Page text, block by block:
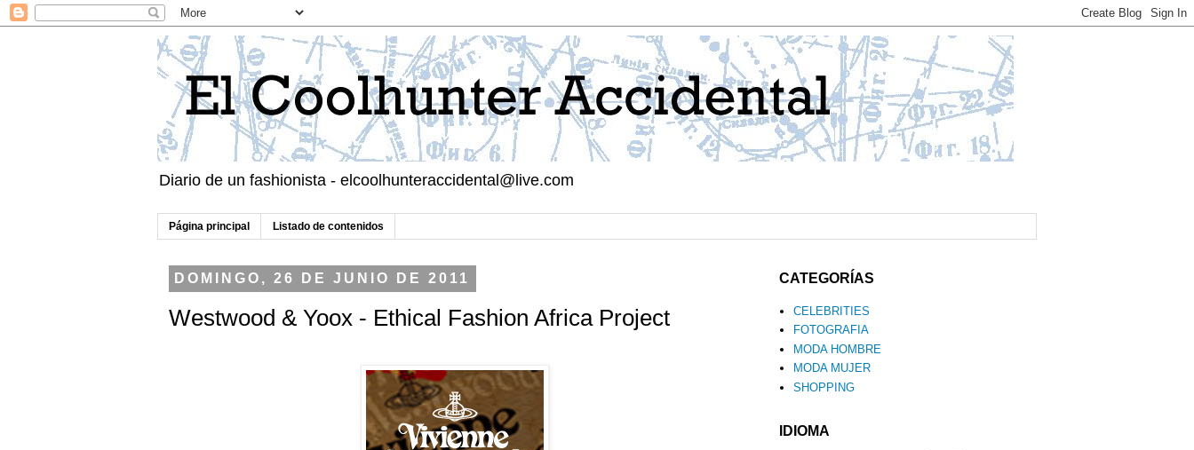
Diario de un fashionista - elcoolhunteraccidental@live.com
Página principal Listado de contenidos
DOMINGO, 26 DE JUNIO DE 2011
Westwood & Yoox - Ethical Fashion Africa Project
CATEGORÍAS
CELEBRITIES
FOTOGRAFIA
MODA HOMBRE
MODA MUJER
SHOPPING
IDIOMA